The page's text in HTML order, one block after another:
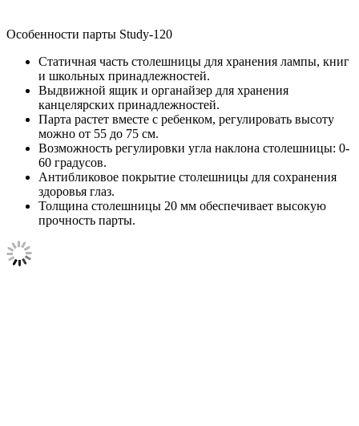
Особенности парты Study-120
Статичная часть столешницы для хранения лампы, книг
и школьных принадлежностей.
Выдвижной ящик и органайзер для хранения
канцелярских принадлежностей.
Парта растет вместе с ребенком, регулировать высоту
можно от 55 до 75 см.
Возможность регулировки угла наклона столешницы: 0-
60 градусов.
Антибликовое покрытие столешницы для сохранения
здоровья глаз.
Толщина столешницы 20 мм обеспечивает высокую
прочность парты.